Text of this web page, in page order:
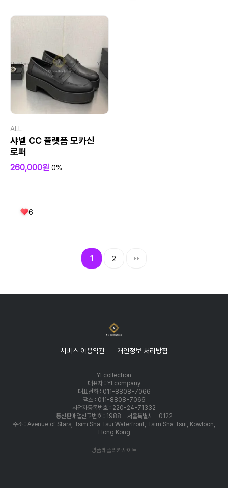
ALL
샤넬 CC 플랫폼 모카신
로퍼
260,000원 0%
6
1 2
서비스 이용약관 개인정보 처리방침
YLcollection
대표자 : YLcompany
대표전화 : 011-8808-7066
팩스 : 011-8808-7066
사업자등록번호 : 220-24-71332
통신판매업신고번호 : 1988 - 서울특별시 - 0122
주소 : Avenue of Stars, Tsim Sha Tsui Waterfront, Tsim Sha Tsui, Kowloon,
Hong Kong
명품레플리카사이트